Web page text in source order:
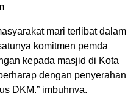
mari terlibat dalam
komitmen pemda
kepada masjid di Kota
dengan penyerahan
DKM,” imbuhnya.